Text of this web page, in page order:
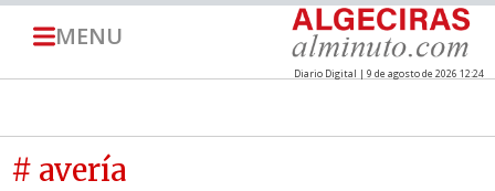
MENU
Diario Digital | 9 de agosto de 2026 12:24
# avería